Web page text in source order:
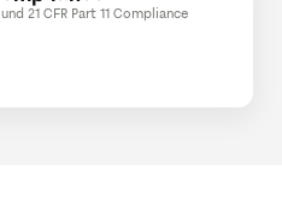
21 CFR Part 11 Compliance